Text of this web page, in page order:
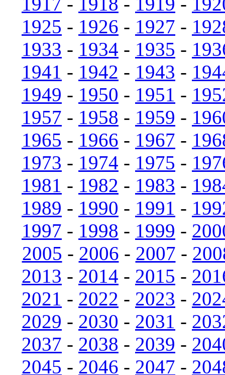
1925 - 1926 - 1927 -
1933 - 1934 - 1935 -
1941 - 1942 - 1943 -
1949 - 1950 - 1951 -
1957 - 1958 - 1959 -
1965 - 1966 - 1967 -
1973 - 1974 - 1975 -
1981 - 1982 - 1983 -
1989 - 1990 - 1991 -
1997 - 1998 - 1999 -
2005 - 2006 - 2007 -
2013 - 2014 - 2015 -
2021 - 2022 - 2023 -
2029 - 2030 - 2031 -
2037 - 2038 - 2039 -
2045 - 2046 - 2047 -